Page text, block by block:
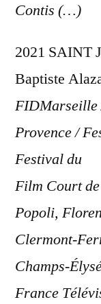
Contis (…)
2021 SAINT
Baptiste
FIDMarseille
Provence /
Festival du
Film Court
Popoli,
Clermont-
Champs-
France